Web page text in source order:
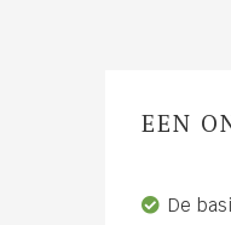
EEN
De